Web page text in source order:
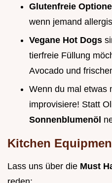
Glutenfreie
wenn jemand
Vegane Hot Dogs
tierfreie Füllung
Avocado und
Wenn du mal etwas
improvisiere! Statt
Sonnenblumenöl
Kitchen
Lass uns über die Must